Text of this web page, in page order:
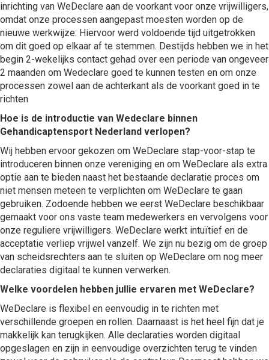
inrichting van WeDeclare aan de voorkant voor onze vrijwilligers,
omdat onze processen aangepast moesten worden op de
nieuwe werkwijze. Hiervoor werd voldoende tijd uitgetrokken
om dit goed op elkaar af te stemmen. Destijds hebben we in het
begin 2-wekelijks contact gehad over een periode van ongeveer
2 maanden om Wedeclare goed te kunnen testen en om onze
processen zowel aan de achterkant als de voorkant goed in te
richten
Hoe is de introductie van Wedeclare binnen
Gehandicaptensport Nederland verlopen?
Wij hebben ervoor gekozen om WeDeclare stap-voor-stap te
introduceren binnen onze vereniging en om WeDeclare als extra
optie aan te bieden naast het bestaande declaratie proces om
niet mensen meteen te verplichten om WeDeclare te gaan
gebruiken. Zodoende hebben we eerst WeDeclare beschikbaar
gemaakt voor ons vaste team medewerkers en vervolgens voor
onze reguliere vrijwilligers. WeDeclare werkt intuïtief en de
acceptatie verliep vrijwel vanzelf. We zijn nu bezig om de groep
van scheidsrechters aan te sluiten op WeDeclare om nog meer
declaraties digitaal te kunnen verwerken.
Welke voordelen hebben jullie ervaren met WeDeclare?
WeDeclare is flexibel en eenvoudig in te richten met
verschillende groepen en rollen. Daarnaast is het heel fijn dat je
makkelijk kan terugkijken. Alle declaraties worden digitaal
opgeslagen en zijn in eenvoudige overzichten terug te vinden